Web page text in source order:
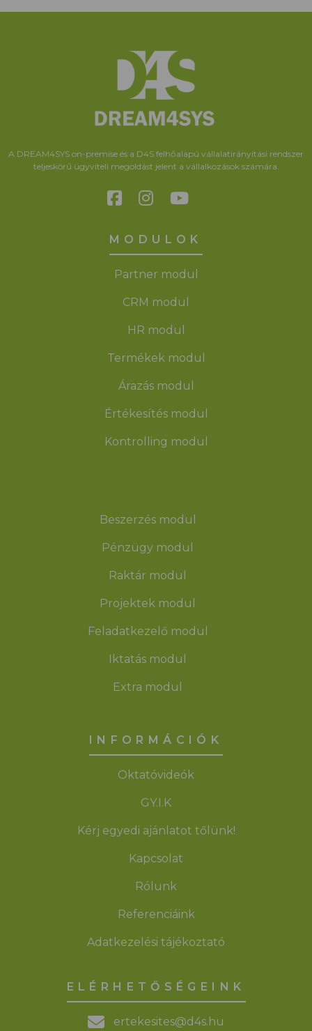
A DREAM4SYS on-premise és a D4S felhőalapú vállalatirányítási rendszer
teljeskörű ügyviteli megoldást jelent a vállalkozások számára.
MODULOK
Partner modul
CRM modul
HR modul
Termékek modul
Árazás modul
Értékesítés modul
Kontrolling modul
Beszerzés modul
Pénzügy modul
Raktár modul
Projektek modul
Feladatkezelő modul
Iktatás modul
Extra modul
INFORMÁCIÓK
Oktatóvideók
GY.I.K
Kérj egyedi ajánlatot tőlünk!
Kapcsolat
Rólunk
Referenciáink
Adatkezelési tájékoztató
ELÉRHETŐSÉGEINK
ertekesites@d4s.hu